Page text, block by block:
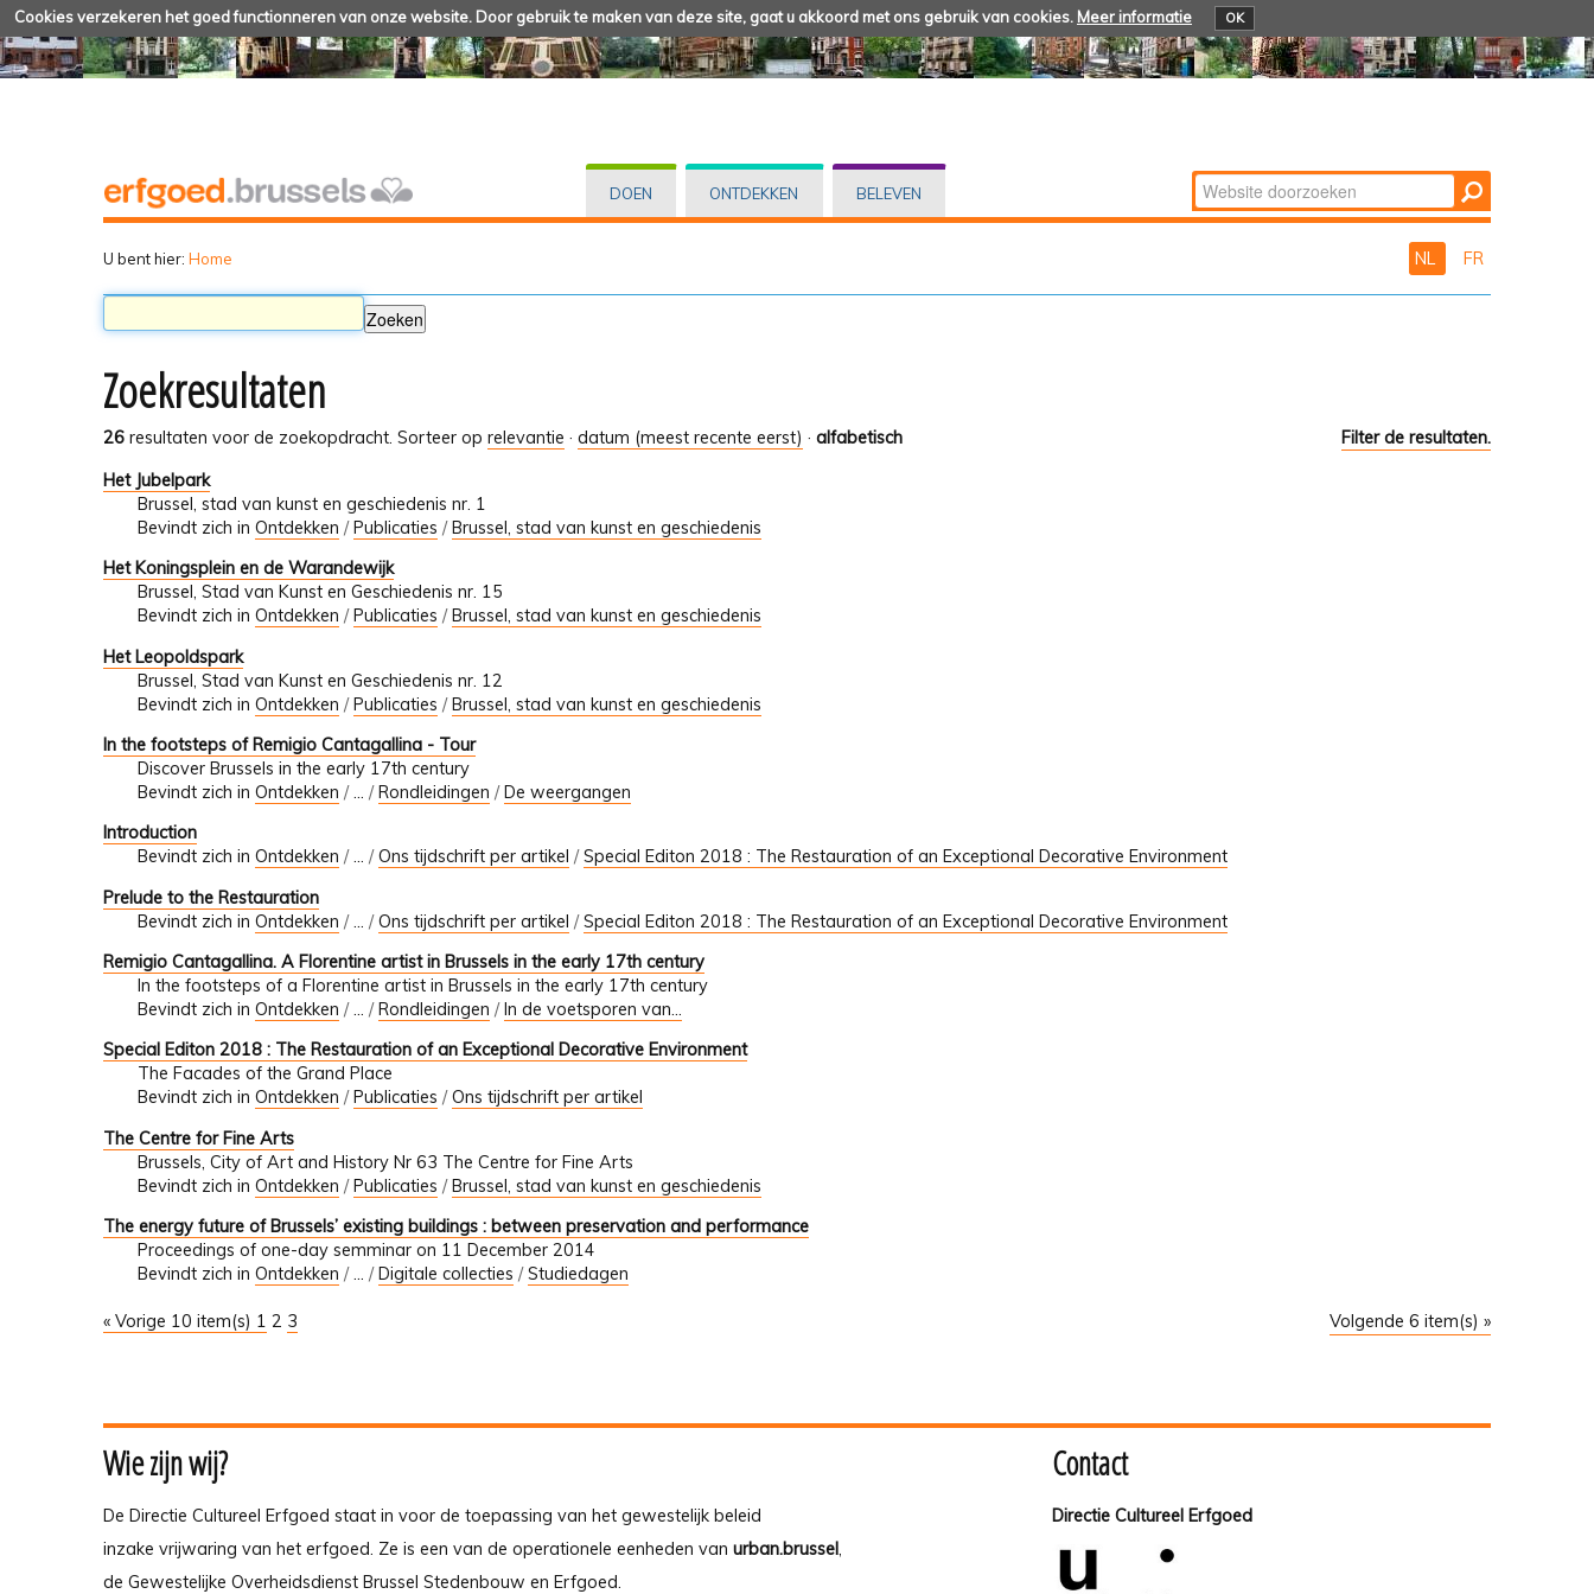
Cookies verzekeren het goed functionneren van onze website. Door gebruik te maken van deze site, gaat u akkoord met ons gebruik van cookies. Meer informatie OK
DOEN ONTDEKKEN BELEVEN Zoek
Geavanceerd
U bent hier: Home NL FR
Zoekresultaten
26 resultaten voor de zoekopdracht. Filter de resultaten.
Sorteer op relevantie · datum (meest recente eerst) · alfabetisch
Het Jubelpark
Brussel, stad van kunst en geschiedenis nr. 1
Bevindt zich in Ontdekken /Publicaties /Brussel, stad van kunst en geschiedenis
Het Koningsplein en de Warandewijk
Brussel, Stad van Kunst en Geschiedenis nr. 15
Bevindt zich in Ontdekken /Publicaties /Brussel, stad van kunst en geschiedenis
Het Leopoldspark
Brussel, Stad van Kunst en Geschiedenis nr. 12
Bevindt zich in Ontdekken /Publicaties /Brussel, stad van kunst en geschiedenis
In the footsteps of Remigio Cantagallina - Tour
Discover Brussels in the early 17th century
Bevindt zich in Ontdekken /… /Rondleidingen /De weergangen
Introduction
Bevindt zich in Ontdekken /… /Ons tijdschrift per artikel /Special Editon 2018 : The Restauration of an Exceptional Decorative Environment
Prelude to the Restauration
Bevindt zich in Ontdekken /… /Ons tijdschrift per artikel /Special Editon 2018 : The Restauration of an Exceptional Decorative Environment
Remigio Cantagallina. A Florentine artist in Brussels in the early 17th century
In the footsteps of a Florentine artist in Brussels in the early 17th century
Bevindt zich in Ontdekken /… /Rondleidingen /In de voetsporen van...
Special Editon 2018 : The Restauration of an Exceptional Decorative Environment
The Facades of the Grand Place
Bevindt zich in Ontdekken / Publicaties /Ons tijdschrift per artikel
The Centre for Fine Arts
Brussels, City of Art and History Nr 63 The Centre for Fine Arts
Bevindt zich in Ontdekken /Publicaties /Brussel, stad van kunst en geschiedenis
The energy future of Brussels’ existing buildings : between preservation and performance
Proceedings of one-day semminar on 11 December 2014
Bevindt zich in Ontdekken /… /Digitale collecties /Studiedagen
« Vorige 10 item(s) Volgende 6 item(s) »
1 2 3
Wie zijn wij?
De Directie Cultureel Erfgoed staat in voor de toepassing van het gewestelijk beleid
inzake vrijwaring van het erfgoed. Ze is een van de operationele eenheden van urban.brussel,
de Gewestelijke Overheidsdienst Brussel Stedenbouw en Erfgoed.
Contact
Directie Cultureel Erfgoed